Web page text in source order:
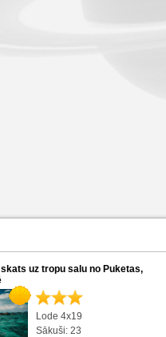
uz tropu salu no Puketas,
Lode 4x19
Sākuši: 23